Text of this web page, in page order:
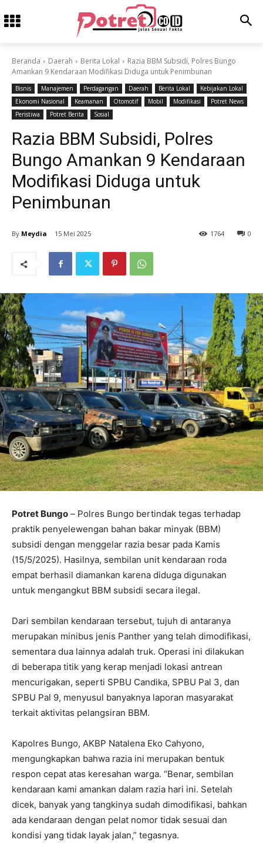
Beranda Daerah Berita Lokal
Razia BBM Subsidi, Polres Bungo
Amankan 9 Kendaraan Modifikasi Diduga untuk Penimbunan
Bisnis Manajemen Perdagangan Daerah Berita Lokal
Kebijakan Lokal
Ekonomi Nasional
Keamanan Otomotif Mobil Modifikasi
Potret News
Peristiwa
Potret Berita Sosial
Razia BBM Subsidi, Polres
Bungo Amankan 9 Kendaraan
Modifikasi Diduga untuk
Penimbunan
By Meydia 15 Mei 2025 0
1764
Potret Bungo – Polres Bungo bertindak tegas terhadap
praktik penyelewengan bahan bakar minyak (BBM)
subsidi dengan menggelar razia besar pada Kamis
(15/5/2025). Hasilnya, sembilan unit kendaraan roda
empat berhasil diamankan karena diduga digunakan
untuk mengangkut BBM subsidi secara ilegal.
Dari sembilan kendaraan tersebut, tujuh di antaranya
merupakan minibus jenis Panther yang telah dimodifikasi,
sementara dua lainnya adalah truk. Operasi ini dilakukan
di beberapa titik yang kerap menjadi lokasi antrean
mencurigakan, seperti SPBU Candika, SPBU Pal 3, dan
SPBU Pal 9, menyusul banyaknya laporan masyarakat
terkait aktivitas pelangsiran BBM.
Kapolres Bungo, AKBP Natalena Eko Cahyono,
mengungkapkan bahwa razia ini merupakan bentuk
respon cepat atas keresahan warga. “Benar, sembilan
kendaraan kami amankan dalam razia hari ini. Setelah
dicek, banyak yang tangkinya sudah dimodifikasi, bahkan
ada kendaraan dengan pelat nomor tidak sesuai dan
kondisi yang tidak layak jalan,” tegasnya.